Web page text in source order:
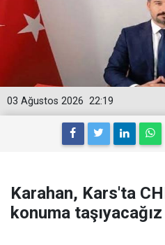
22:19
03 Ağustos 2026
Karahan, Kars'ta
konuma taşıyacağız